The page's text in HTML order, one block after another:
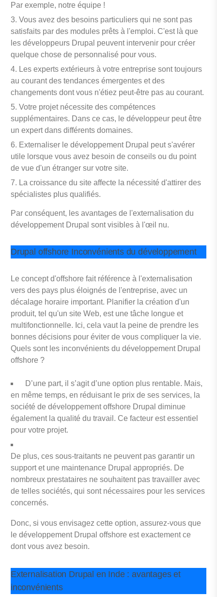
Par exemple, notre équipe !
Vous avez des besoins particuliers qui ne sont pas
satisfaits par des modules prêts à l'emploi. C'est là que
les développeurs Drupal peuvent intervenir pour créer
quelque chose de personnalisé pour vous.
Les experts extérieurs à votre entreprise sont toujours
au courant des tendances émergentes et des
changements dont vous n'étiez peut-être pas au courant.
Votre projet nécessite des compétences
supplémentaires. Dans ce cas, le développeur peut être
un expert dans différents domaines.
Externaliser le développement Drupal peut s'avérer
utile lorsque vous avez besoin de conseils ou du point
de vue d'un étranger sur votre site.
La croissance du site affecte la nécessité d'attirer des
spécialistes plus qualifiés.
Par conséquent, les avantages de l'externalisation du
développement Drupal sont visibles à l'œil nu.
Drupal offshore Inconvénients du développement
Le concept d'offshore fait référence à l'externalisation
vers des pays plus éloignés de l'entreprise, avec un
décalage horaire important. Planifier la création d'un
produit, tel qu'un site Web, est une tâche longue et
multifonctionnelle. Ici, cela vaut la peine de prendre les
bonnes décisions pour éviter de vous compliquer la vie.
Quels sont les inconvénients du développement Drupal
offshore ?
D’une part, il s’agit d’une option plus rentable. Mais,
en même temps, en réduisant le prix de ses services, la
société de développement offshore Drupal diminue
également la qualité du travail. Ce facteur est essentiel
pour votre projet.
De plus, ces sous-traitants ne peuvent pas garantir un
support et une maintenance Drupal appropriés. De
nombreux prestataires ne souhaitent pas travailler avec
de telles sociétés, qui sont nécessaires pour les services
concernés.
Donc, si vous envisagez cette option, assurez-vous que
le développement Drupal offshore est exactement ce
dont vous avez besoin.
Externalisation Drupal en Inde : avantages et
inconvénients